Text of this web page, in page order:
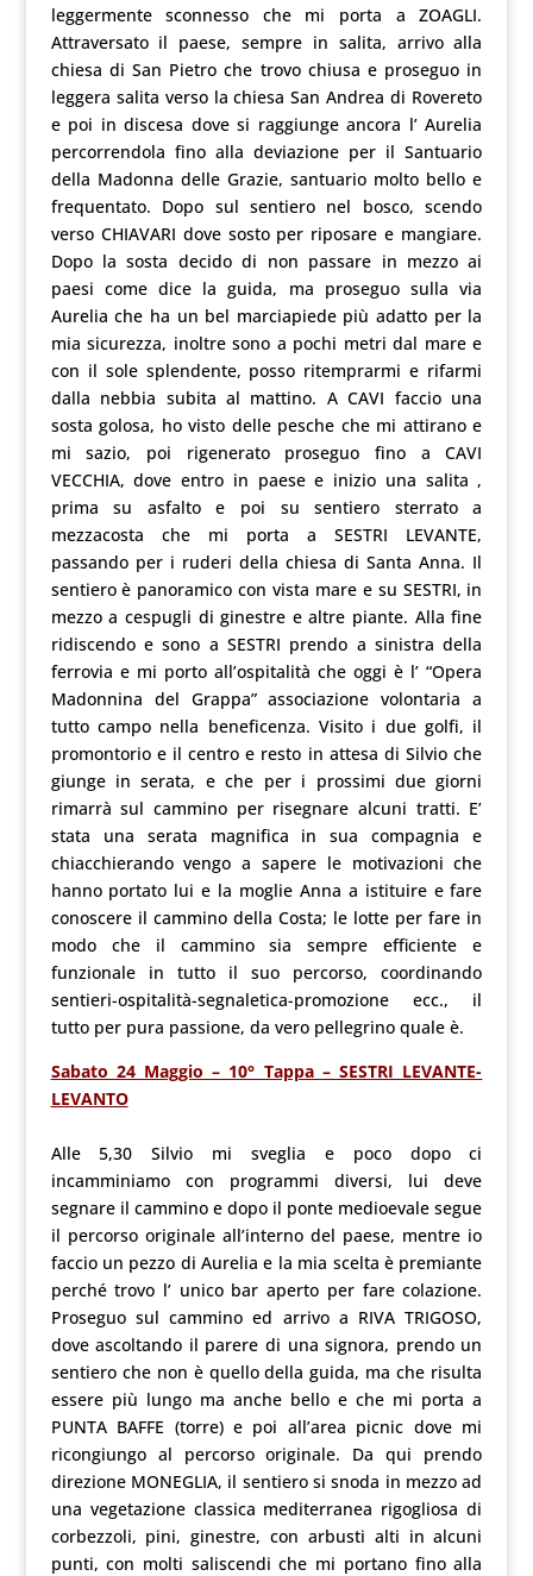
leggermente sconnesso che mi porta a ZOAGLI.
Attraversato il paese, sempre in salita, arrivo alla
chiesa di San Pietro che trovo chiusa e proseguo in
leggera salita verso la chiesa San Andrea di Rovereto
e poi in discesa dove si raggiunge ancora l’ Aurelia
percorrendola fino alla deviazione per il Santuario
della Madonna delle Grazie, santuario molto bello e
frequentato. Dopo sul sentiero nel bosco, scendo
verso CHIAVARI dove sosto per riposare e mangiare.
Dopo la sosta decido di non passare in mezzo ai
paesi come dice la guida, ma proseguo sulla via
Aurelia che ha un bel marciapiede più adatto per la
mia sicurezza, inoltre sono a pochi metri dal mare e
con il sole splendente, posso ritemprarmi e rifarmi
dalla nebbia subita al mattino. A CAVI faccio una
sosta golosa, ho visto delle pesche che mi attirano e
mi sazio, poi rigenerato proseguo fino a CAVI
VECCHIA, dove entro in paese e inizio una salita ,
prima su asfalto e poi su sentiero sterrato a
mezzacosta che mi porta a SESTRI LEVANTE,
passando per i ruderi della chiesa di Santa Anna. Il
sentiero è panoramico con vista mare e su SESTRI, in
mezzo a cespugli di ginestre e altre piante. Alla fine
ridiscendo e sono a SESTRI prendo a sinistra della
ferrovia e mi porto all’ospitalità che oggi è l’ “Opera
Madonnina del Grappa” associazione volontaria a
tutto campo nella beneficenza. Visito i due golfi, il
promontorio e il centro e resto in attesa di Silvio che
giunge in serata, e che per i prossimi due giorni
rimarrà sul cammino per risegnare alcuni tratti. E’
stata una serata magnifica in sua compagnia e
chiacchierando vengo a sapere le motivazioni che
hanno portato lui e la moglie Anna a istituire e fare
conoscere il cammino della Costa; le lotte per fare in
modo che il cammino sia sempre efficiente e
funzionale in tutto il suo percorso, coordinando
sentieri-ospitalità-segnaletica-promozione ecc., il
tutto per pura passione, da vero pellegrino quale è.
Sabato 24 Maggio – 10° Tappa – SESTRI LEVANTE-
LEVANTO
Alle 5,30 Silvio mi sveglia e poco dopo ci
incamminiamo con programmi diversi, lui deve
segnare il cammino e dopo il ponte medioevale segue
il percorso originale all’interno del paese, mentre io
faccio un pezzo di Aurelia e la mia scelta è premiante
perché trovo l’ unico bar aperto per fare colazione.
Proseguo sul cammino ed arrivo a RIVA TRIGOSO,
dove ascoltando il parere di una signora, prendo un
sentiero che non è quello della guida, ma che risulta
essere più lungo ma anche bello e che mi porta a
PUNTA BAFFE (torre) e poi all’area picnic dove mi
ricongiungo al percorso originale. Da qui prendo
direzione MONEGLIA, il sentiero si snoda in mezzo ad
una vegetazione classica mediterranea rigogliosa di
corbezzoli, pini, ginestre, con arbusti alti in alcuni
punti, con molti saliscendi che mi portano fino alla